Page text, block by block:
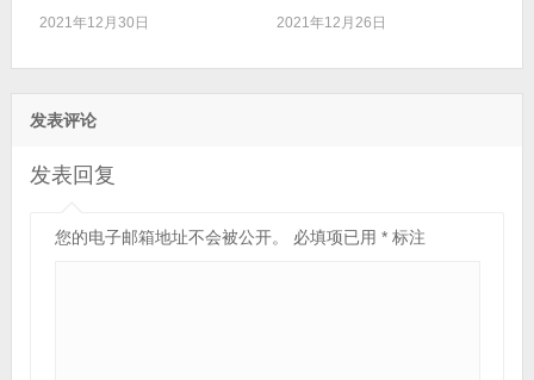
2021年12月30日 2021年12月26日
发表评论
发表回复
您的电子邮箱地址不会被公开。 必填项已用 *标注